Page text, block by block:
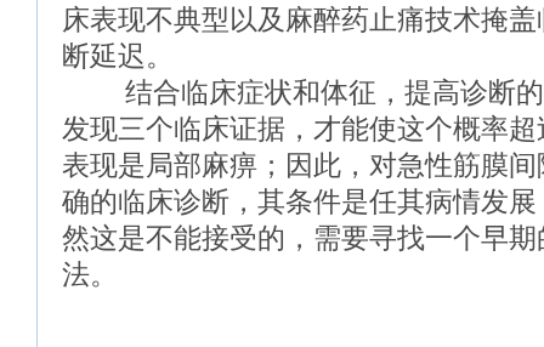
床表现不典型以及麻醉药止痛技术掩
断延迟。
结合临床症状和体征，提高诊断的
发现三个临床证据，才能使这个概率
表现是局部麻痹；因此，对急性筋膜
确的临床诊断，其条件是任其病情发
然这是不能接受的，需要寻找一个早
法。